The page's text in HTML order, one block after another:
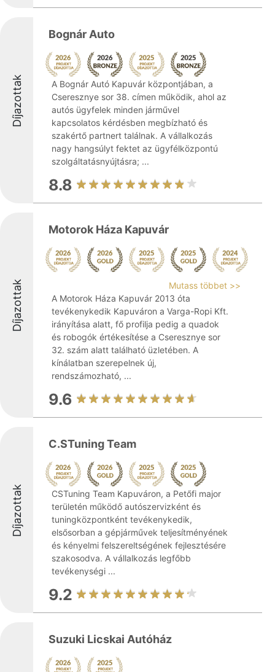
Díjazottak
Bognár Auto
A Bognár Autó Kapuvár központjában, a
Cseresznye sor 38. címen működik, ahol az
autós ügyfelek minden járművel
kapcsolatos kérdésben megbízható és
szakértő partnert találnak. A vállalkozás
nagy hangsúlyt fektet az ügyfélközpontú
szolgáltatásnyújtásra; ...
8.8
Díjazottak
Motorok Háza Kapuvár
Mutass többet >>
A Motorok Háza Kapuvár 2013 óta
tevékenykedik Kapuváron a Varga-Ropi Kft.
irányítása alatt, fő profilja pedig a quadok
és robogók értékesítése a Cseresznye sor
32. szám alatt található üzletében. A
kínálatban szerepelnek új,
rendszámozható, ...
9.6
Díjazottak
C.STuning Team
CSTuning Team Kapuváron, a Petőfi major
területén működő autószervizként és
tuningközpontként tevékenykedik,
elsősorban a gépjárművek teljesítményének
és kényelmi felszereltségének fejlesztésére
szakosodva. A vállalkozás legfőbb
tevékenységi ...
9.2
Suzuki Licskai Autóház